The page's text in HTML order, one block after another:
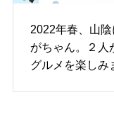
2022年春、山
がちゃん。２人
グルメを楽しみ